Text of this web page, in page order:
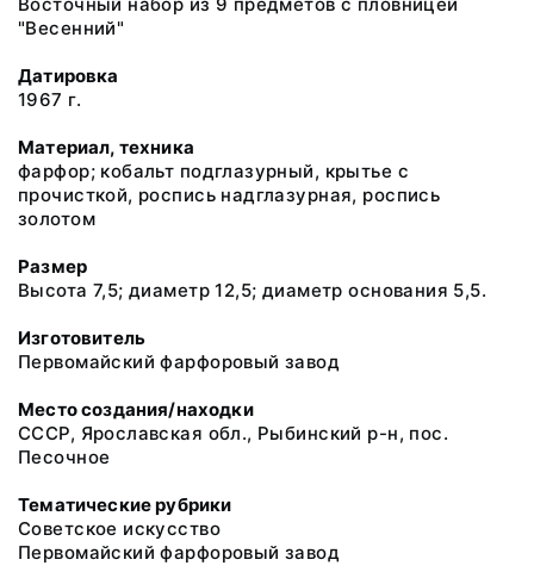
"Весенний"
Датировка
1967 г.
Материал, техника
фарфор; кобальт подглазурный, крытье с
прочисткой, роспись надглазурная, роспись
золотом
Размер
Высота 7,5; диаметр 12,5; диаметр основания 5,5.
Изготовитель
Первомайский фарфоровый завод
Место создания/находки
СССР, Ярославская обл., Рыбинский р-н, пос.
Песочное
Тематические рубрики
Советское искусство
Первомайский фарфоровый завод